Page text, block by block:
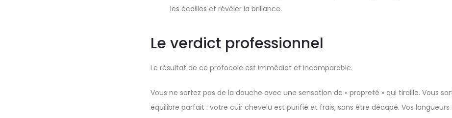
les écailles et révéler la brillance.
Le verdict professionnel
Le résultat de ce protocole est immédiat et incomparable.
Vous ne sortez pas de la douche avec une sensation de « propreté » qui tiraille. Vous
équilibre parfait : votre cuir chevelu est purifié et frais, sans être décapé. Vos